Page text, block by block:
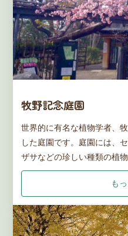
牧野記念庭園
世界的に有名な植物学者、
した庭園です。庭園には、
ザサなどの珍しい種類の植
記念館には博士の遺品や関
内の企画展示室では、年に
示が行われます。
も